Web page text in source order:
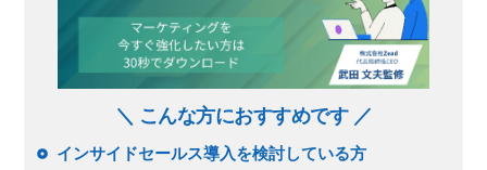
＼ こんな方におすすめです ／
インサイドセールス導入を検討している方